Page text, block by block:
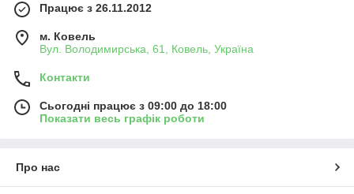
Працює з 26.11.2012
м. Ковель
Вул. Володимирська, 61, Ковель, Україна
Контакти
Сьогодні працює з 09:00 до 18:00
Показати весь графік роботи
Про нас